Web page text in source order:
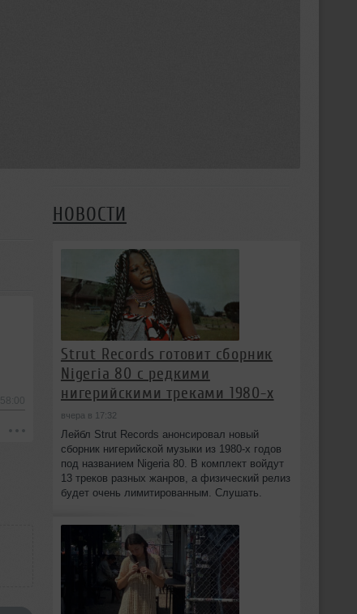
-58:00
НОВОСТИ
Strut Records готовит сборник
Nigeria 80 с редкими
нигерийскими треками 1980-х
вчера в 17:32
Лейбл Strut Records анонсировал новый
сборник нигерийской музыки из 1980-х годов
под названием Nigeria 80. В комплект войдут
13 треков разных жанров, а физический релиз
будет очень лимитированным. Слушать.